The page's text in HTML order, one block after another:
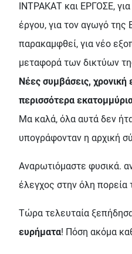
ΙΝΤΡΑΚΑΤ και ΕΡΓΟΣΕ,
έργου, για τον αγωγό
παρακαμφθεί, για νέο
μεταφορά των δικτύων
Νέες συμβάσεις, χρονική
περισσότερα
Μα καλά, όλα αυτά δεν
υπογράφονταν η αρχική
Αναρωτιόμαστε φυσικά.
έλεγχος στην όλη πορεία
Τώρα τελευταία
ευρήματα! Πόση ακόμα